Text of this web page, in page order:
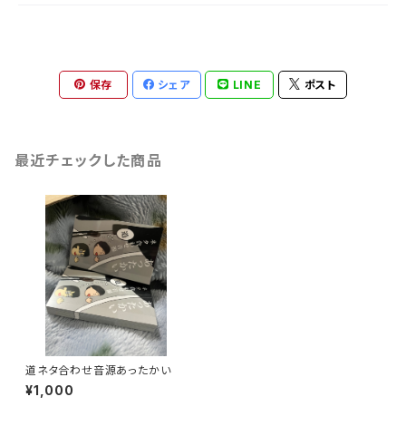
保存 シェア LINE ポスト
最近チェックした商品
道ネタ合わせ音源あったかい
¥1,000